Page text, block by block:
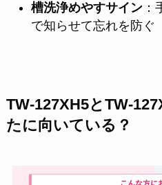
槽洗浄めやすサイン：
で知らせて忘れを防ぐ
TW-127XH5とTW-
たに向いている？